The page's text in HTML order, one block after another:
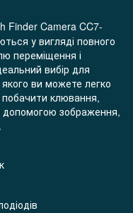
Finder Camera CC7-
у вигляді повного
переміщення і
вибір для
ви можете легко
клювання,
допомогою зображення,